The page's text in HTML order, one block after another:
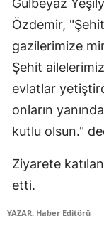
Gülbeyaz
Özdemir,
gazilerimize
Şehit
evlatlar
onların
kutlu olsun."
Ziyarete
etti.
YAZAR: Haber Editörü